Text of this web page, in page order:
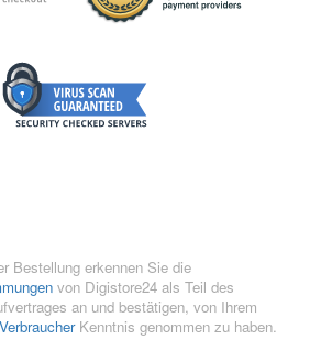
Bestellung erkennen Sie die
von Digistore24 als Teil des
an und bestätigen, von Ihrem
Kenntnis genommen zu haben.